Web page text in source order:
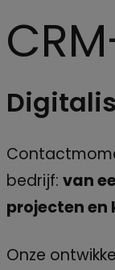
bedrijf: van
projecten
Onze